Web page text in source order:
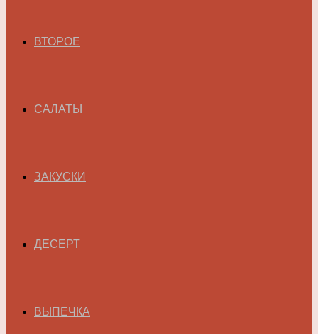
ВТОРОЕ
САЛАТЫ
ЗАКУСКИ
ДЕСЕРТ
ВЫПЕЧКА